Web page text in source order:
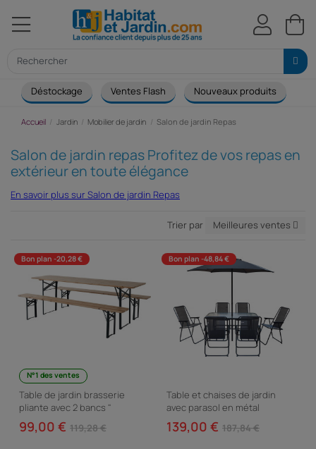
Déstockage Ventes Flash Nouveaux produits
Accueil Jardin Mobilier de jardin Salon de jardin Repas
Salon de jardin repas Profitez de vos repas en
extérieur en toute élégance
En savoir plus sur Salon de jardin Repas
Trier par Meilleures ventes
Bon plan -20,28 €
N°1 des ventes
Table de jardin brasserie
pliante avec 2 bancs "
Lisbonne " - 218 x 59,5 x 75 cm
- Marron
99,00 € 119,28 €
Bon plan -48,84 €
Table et chaises de jardin
avec parasol en métal
"Convivia" - 6 places - Gris
anthracite
139,00 € 187,84 €